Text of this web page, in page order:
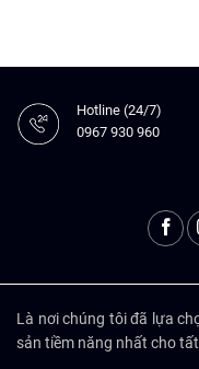
Hotline (24/7)
0967 930 960
Là nơi chúng tôi đã lựa
sản tiềm năng nhất cho